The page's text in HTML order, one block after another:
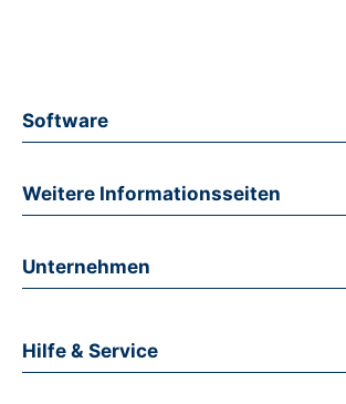
Software
Weitere Informationsseiten
Unternehmen
Hilfe & Service